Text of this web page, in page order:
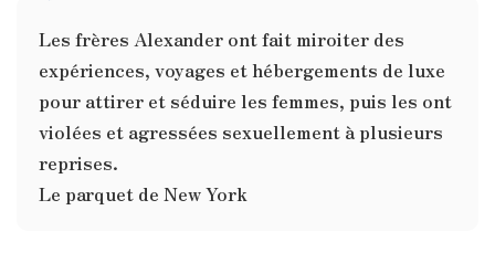
Les frères Alexander ont fait miroiter des
expériences, voyages et hébergements de luxe
pour attirer et séduire les femmes, puis les ont
violées et agressées sexuellement à plusieurs
reprises.
Le parquet de New York